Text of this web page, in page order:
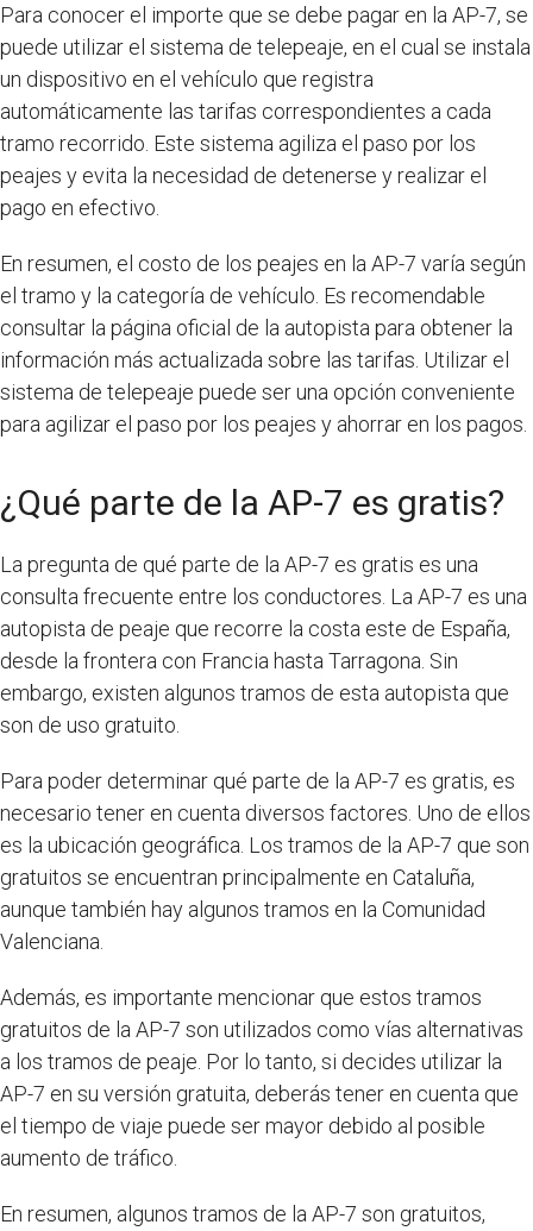
Para conocer el importe que se debe pagar en la AP-7, se
puede utilizar el sistema de telepeaje, en el cual se instala
un dispositivo en el vehículo que registra
automáticamente las tarifas correspondientes a cada
tramo recorrido. Este sistema agiliza el paso por los
peajes y evita la necesidad de detenerse y realizar el
pago en efectivo.
En resumen, el costo de los peajes en la AP-7 varía según
el tramo y la categoría de vehículo. Es recomendable
consultar la página oficial de la autopista para obtener la
información más actualizada sobre las tarifas. Utilizar el
sistema de telepeaje puede ser una opción conveniente
para agilizar el paso por los peajes y ahorrar en los pagos.
¿Qué parte de la AP-7 es gratis?
La pregunta de qué parte de la AP-7 es gratis es una
consulta frecuente entre los conductores. La AP-7 es una
autopista de peaje que recorre la costa este de España,
desde la frontera con Francia hasta Tarragona. Sin
embargo, existen algunos tramos de esta autopista que
son de uso gratuito.
Para poder determinar qué parte de la AP-7 es gratis, es
necesario tener en cuenta diversos factores. Uno de ellos
es la ubicación geográfica. Los tramos de la AP-7 que son
gratuitos se encuentran principalmente en Cataluña,
aunque también hay algunos tramos en la Comunidad
Valenciana.
Además, es importante mencionar que estos tramos
gratuitos de la AP-7 son utilizados como vías alternativas
a los tramos de peaje. Por lo tanto, si decides utilizar la
AP-7 en su versión gratuita, deberás tener en cuenta que
el tiempo de viaje puede ser mayor debido al posible
aumento de tráfico.
En resumen, algunos tramos de la AP-7 son gratuitos,